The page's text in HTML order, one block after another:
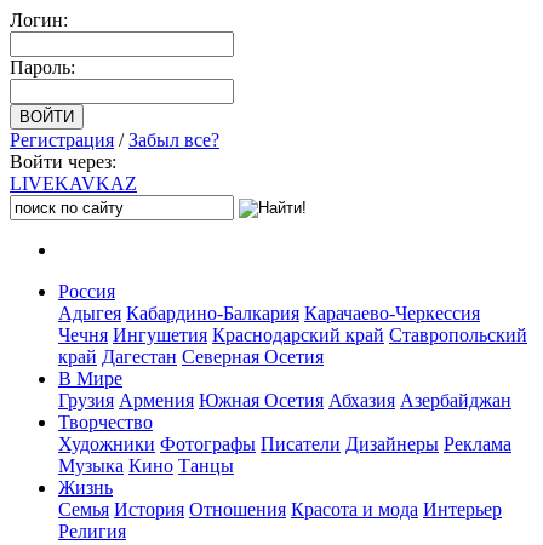
Логин:
Пароль:
Регистрация /Забыл все?
Войти через:
LIVEKAVKAZ
Россия
Адыгея Кабардино-Балкария Карачаево-Черкессия
Чечня Ингушетия Краснодарский край Ставропольский
край Дагестан Северная Осетия
В Мире
Грузия Армения Южная Осетия Абхазия Азербайджан
Творчество
Художники Фотографы Писатели Дизайнеры Реклама
Музыка Кино Танцы
Жизнь
Семья История Отношения Красота и мода Интерьер
Религия